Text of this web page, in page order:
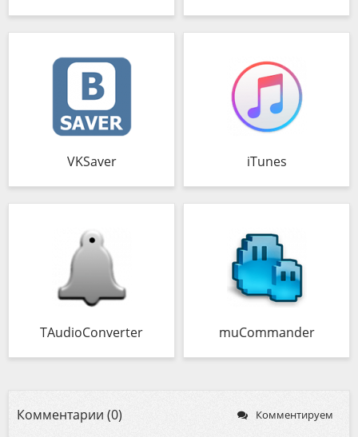
VKSaver iTunes
TAudioConverter muCommander
Комментарии (0) Комментируем